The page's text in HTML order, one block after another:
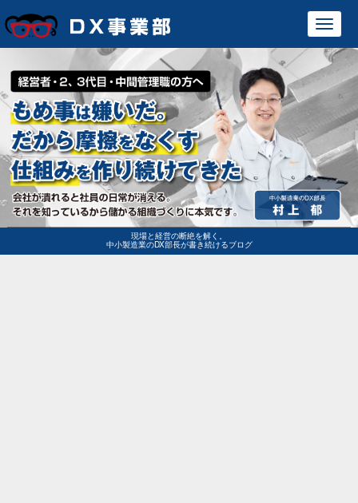
現場と経営の断絶を解く。
中小製造業のDX部長が書き続けるブログ